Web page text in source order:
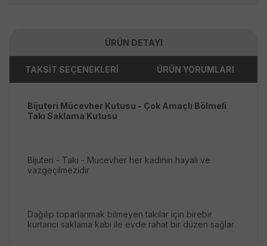
ÜRÜN DETAYI
TAKSİT SEÇENEKLERİ ÜRÜN YORUMLARI
Bijuteri Mücevher Kutusu - Çok Amaçlı Bölmeli
Takı Saklama Kutusu
Bijuteri - Takı - Mucevher her kadının hayali ve
vazgeçilmezidir
Dağılıp toparlanmak bilmeyen takılar için birebir
kurtarıcı saklama kabı ile evde rahat bir düzen sağlar